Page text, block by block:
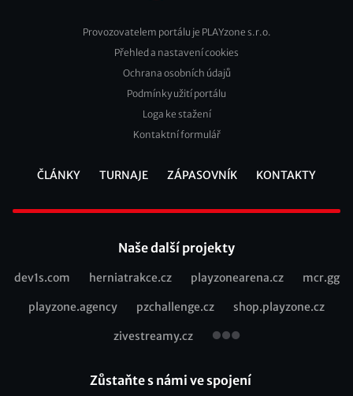
Footer
Provozovatelem portálu je PLAYzone s.r.o.
Přehled a nastavení cookies
Ochrana osobních údajů
Podmínky užití portálu
Loga ke stažení
Kontaktní formulář
ČLÁNKY TURNAJE ZÁPASOVNÍK KONTAKTY
Naše další projekty
Recommended
dev1s.com herniatrakce.cz playzonearena.cz mcr.gg
playzone.agency pzchallenge.cz shop.playzone.cz
zivestreamy.cz
Zůstaňte s námi ve spojení